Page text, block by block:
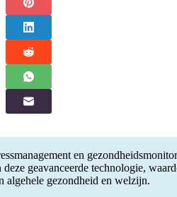
en
geavanceerde technologie,
algehele gezondheid en welzijn.